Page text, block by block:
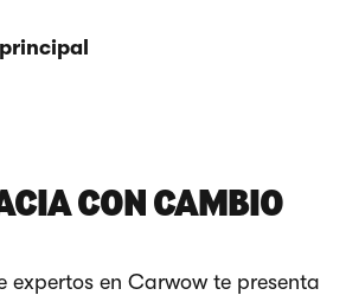
CON CAMBIO
expertos en Carwow te presenta